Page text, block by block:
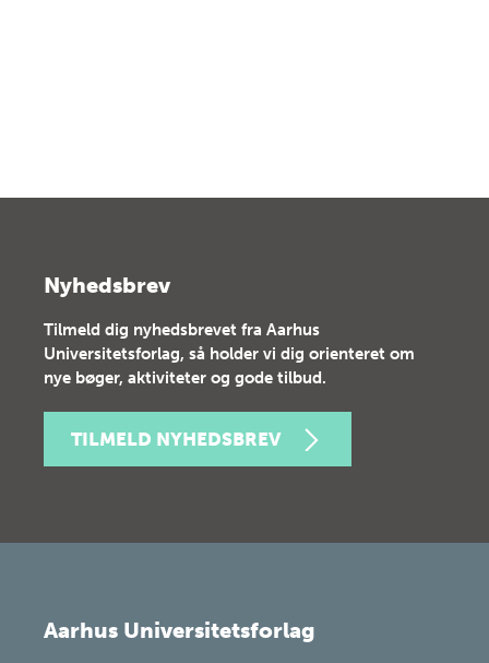
Nyhedsbrev
Tilmeld dig nyhedsbrevet fra Aarhus
Universitetsforlag, så holder vi dig orienteret om
nye bøger, aktiviteter og gode tilbud.
TILMELD NYHEDSBREV
Aarhus Universitetsforlag